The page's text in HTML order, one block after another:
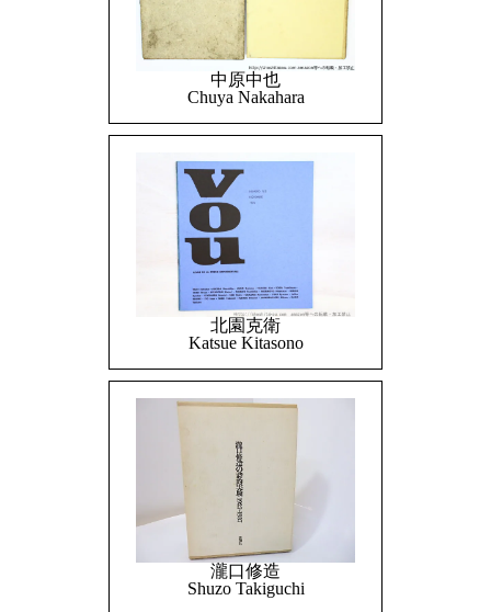
中原中也
Chuya Nakahara
北園克衛
Katsue Kitasono
瀧口修造
Shuzo Takiguchi